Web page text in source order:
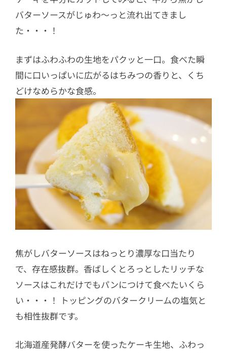
バターソースがじゅわ～っと流れ出てきまし
た・・・！
まずはふわふわの生地をパクッと一口。食べた瞬
間に口いっぱいに広がるはちみつの香りと、くち
どけなめらかな食感。
焦がしバターソースはねっとり濃厚な口当たり
で、存在感抜群。香ばしくとろっとしたリッチな
ソースはこれだけでもパンにつけて食べたいくら
い・・・！ トッピングのバタークリームの塩気と
も相性抜群です。
北海道産発酵バターを使ったケーキ生地、ふわっ